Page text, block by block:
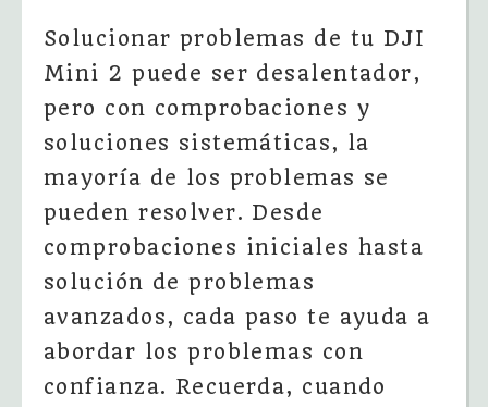
Solucionar problemas de tu DJI
Mini 2 puede ser desalentador,
pero con comprobaciones y
soluciones sistemáticas, la
mayoría de los problemas se
pueden resolver. Desde
comprobaciones iniciales hasta
solución de problemas
avanzados, cada paso te ayuda a
abordar los problemas con
confianza. Recuerda, cuando